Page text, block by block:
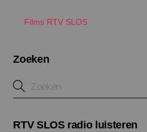
Films RTV SLOS
Zoeken
RTV SLOS radio luisteren